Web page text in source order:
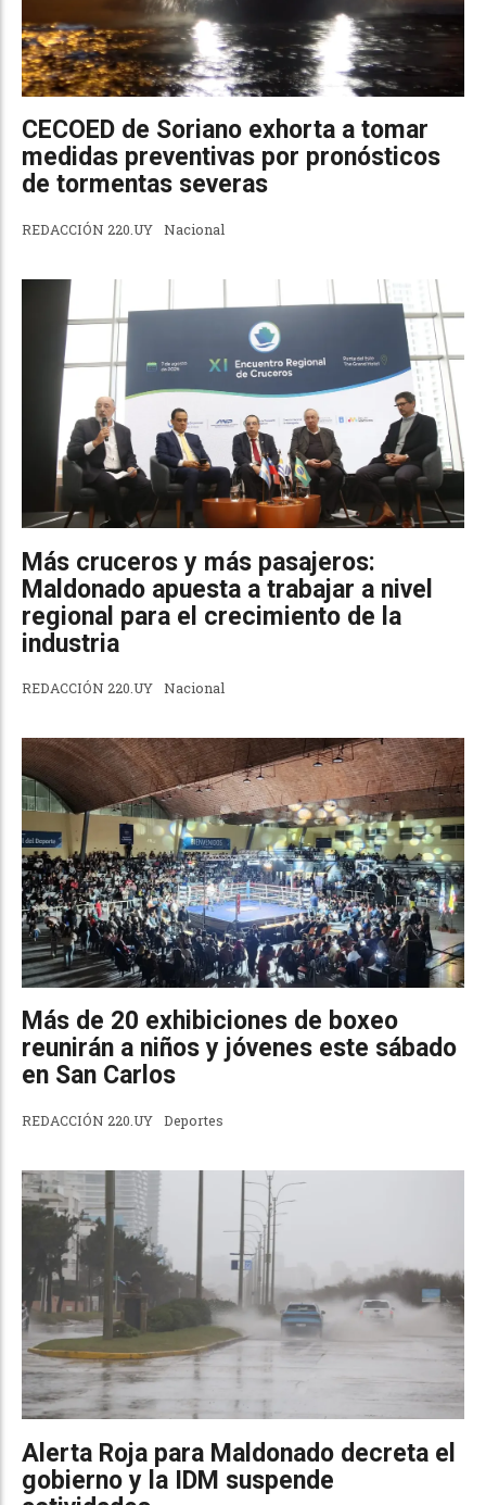
CECOED de Soriano exhorta a tomar
medidas preventivas por pronósticos
de tormentas severas
REDACCIÓN 220.UY Nacional
Más cruceros y más pasajeros:
Maldonado apuesta a trabajar a nivel
regional para el crecimiento de la
industria
REDACCIÓN 220.UY Nacional
Más de 20 exhibiciones de boxeo
reunirán a niños y jóvenes este sábado
en San Carlos
REDACCIÓN 220.UY Deportes
Alerta Roja para Maldonado decreta el
gobierno y la IDM suspende